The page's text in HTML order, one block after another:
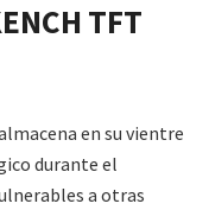
TFT
en su vientre
durante el
a otras